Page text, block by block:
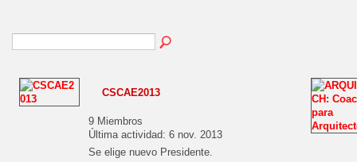
CSCAE2013
9 Miembros
Última actividad: 6 nov. 2013
Se elige nuevo Presidente.